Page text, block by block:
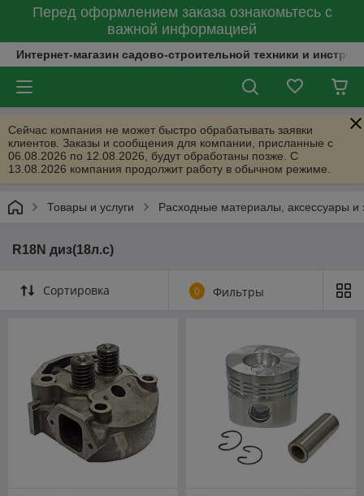
Перед оформлением заказа ознакомьтесь с
важной информацией
Интернет-магазин садово-строительной техники и
Сейчас компания не может быстро обрабатывать заявки
клиентов. Заказы и сообщения для компании, присланные с
06.08.2026 по 12.08.2026, будут обработаны позже. С
13.08.2026 компания продолжит работу в обычном режиме.
Товары и услуги Расходные материалы, аксессуары и
R18N диз(18л.с)
Сортировка 0 Фильтры